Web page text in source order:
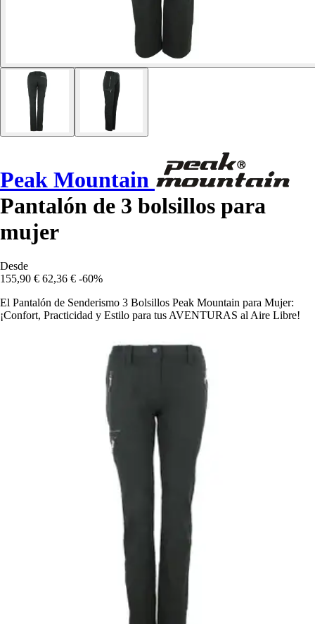
Peak Mountain
Pantalón de 3 bolsillos para
mujer
Desde
155,90 € 62,36 € -60%
El Pantalón de Senderismo 3 Bolsillos Peak Mountain para Mujer:
¡Confort, Practicidad y Estilo para tus AVENTURAS al Aire Libre!